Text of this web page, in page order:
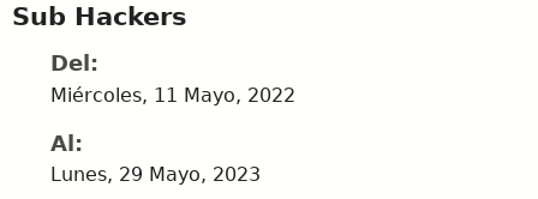
Sub Hackers
Del:
Miércoles, 11 Mayo, 2022
Al:
Lunes, 29 Mayo, 2023